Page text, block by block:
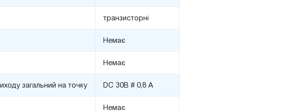
транзисторні
Немає
Немає
загальний на точку DC 30В # 0,8 А
Немає